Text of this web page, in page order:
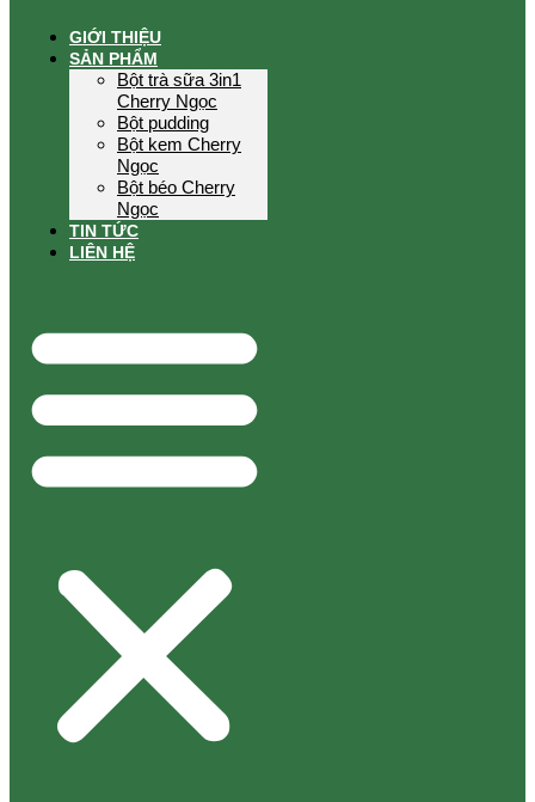
GIỚI THIỆU
SẢN PHẨM
Bột trà sữa 3in1
Cherry Ngọc
Bột pudding
Bột kem Cherry
Ngọc
Bột béo Cherry
Ngọc
TIN TỨC
LIÊN HỆ